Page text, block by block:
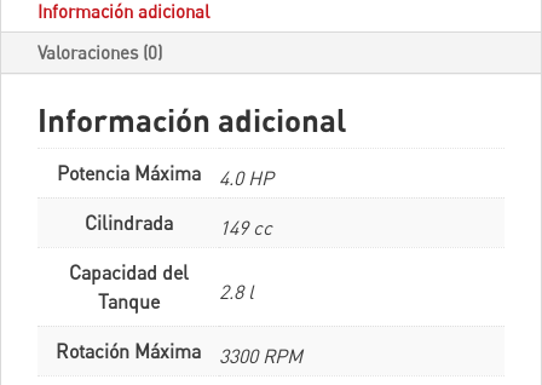
Información adicional
Valoraciones (0)
Información adicional
Potencia Máxima
4.0 HP
Cilindrada
149 cc
Capacidad del
Tanque
2.8 l
Rotación Máxima
3300 RPM